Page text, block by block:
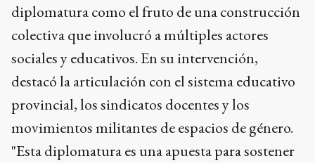
diplomatura como el fruto de una construcción
colectiva que involucró a múltiples actores
sociales y educativos. En su intervención,
destacó la articulación con el sistema educativo
provincial, los sindicatos docentes y los
movimientos militantes de espacios de género.
"Esta diplomatura es una apuesta para sostener